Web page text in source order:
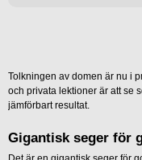
Tolkningen av domen är nu i
och privata lektioner är att se
jämförbart resultat.
Gigantisk seger för